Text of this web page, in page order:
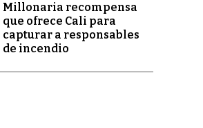
Millonaria recompensa
que ofrece Cali para
capturar a responsables
de incendio